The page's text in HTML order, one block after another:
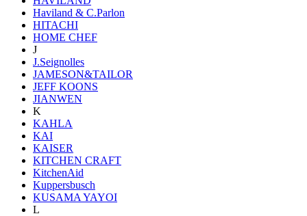
Haviland & C.Parlon
HITACHI
HOME CHEF
J
J.Seignolles
JAMESON&TAILOR
JEFF KOONS
JIANWEN
K
KAHLA
KAI
KAISER
KITCHEN CRAFT
KitchenAid
Kuppersbusch
KUSAMA YAYOI
L